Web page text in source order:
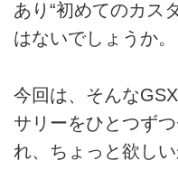
あり“初めてのカス
はないでしょうか。
今回は、そんな
サリーをひとつず
れ、ちょっと欲し